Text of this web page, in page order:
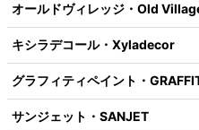
オールドヴィレッジ・Old
キシラデコール・Xyladecor
グラフィティペイント・
サンジェット・SANJET